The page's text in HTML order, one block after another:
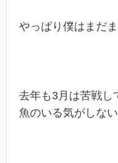
やっぱり僕はまだ
去年も3月は苦戦し
魚のいる気がしない